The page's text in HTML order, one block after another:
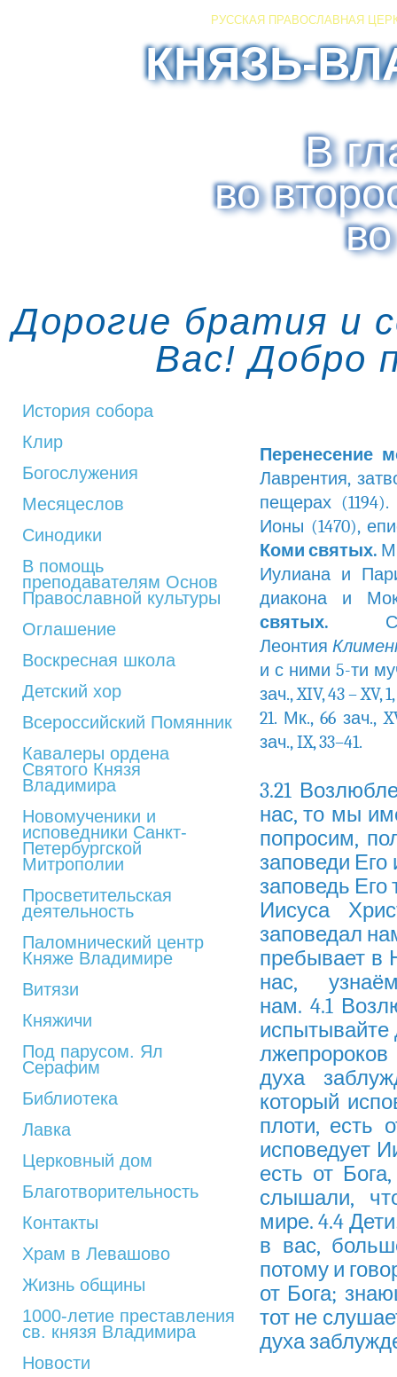
РУССКАЯ ПРАВОСЛАВНАЯ
КНЯЗЬ-
В
во
Дорогие братия и
Вас! Добро
История собора
Клир
Богослужения
Месяцеслов
Синодики
В помощь
преподавателям Основ
Православной культуры
Оглашение
Воскресная школа
Детский хор
Всероссийский Помянник
Кавалеры ордена
Святого Князя
Владимира
Новомученики и
исповедники Санкт-
Петербургской
Митрополии
Просветительская
деятельность
Паломнический центр
Княже Владимире
Витязи
Княжичи
Под парусом. Ял
Серафим
Библиотека
Лавка
Церковный дом
Благотворительность
Контакты
Храм в Левашово
Жизнь общины
1000-летие преставления
св. князя Владимира
Новости
Перенесение
Лаврентия,
пещерах (1194).
Ионы (1470),
Коми святых.
Иулиана и
диакона и
святых.
Леонтия
и с ними 5-ти
зач., XIV, 43 – XV,
21. Мк., 66 зач.,
зач., IX, 33–41.
3.21
нас, то мы
попросим,
заповеди Его
заповедь
Иисуса
заповедал
пребывает в
нас,
нам. 4.1
испытывайте
духа
который
плоти, есть
исповедует
есть от
слышали,
мире. 4.4
в вас,
потому и
от Бога;
тот не
духа